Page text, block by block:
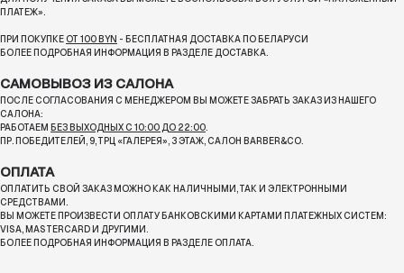
ПЛАТЕЖ».
ПРИ ПОКУПКЕ ОТ 100 BYN - БЕСПЛАТНАЯ ДОСТАВКА ПО БЕЛАРУСИ
БОЛЕЕ ПОДРОБНАЯ ИНФОРМАЦИЯ В РАЗДЕЛЕ ДОСТАВКА.
САМОВЫВОЗ ИЗ САЛОНА
ПОСЛЕ СОГЛАСОВАНИЯ С МЕНЕДЖЕРОМ ВЫ МОЖЕТЕ ЗАБРАТЬ ЗАКАЗ ИЗ НАШЕГО
САЛОНА:
РАБОТАЕМ БЕЗ ВЫХОДНЫХ С 10:00 ДО 22:00.
ПР. ПОБЕДИТЕЛЕЙ, 9, ТРЦ «ГАЛЕРЕЯ», 3 ЭТАЖ, САЛОН BARBER&CO.
ОПЛАТА
ОПЛАТИТЬ СВОЙ ЗАКАЗ МОЖНО КАК НАЛИЧНЫМИ, ТАК И ЭЛЕКТРОННЫМИ
СРЕДСТВАМИ.
ВЫ МОЖЕТЕ ПРОИЗВЕСТИ ОПЛАТУ БАНКОВСКИМИ КАРТАМИ ПЛАТЕЖНЫХ СИСТЕМ:
VISA, MASTERCARD И ДРУГИМИ.
БОЛЕЕ ПОДРОБНАЯ ИНФОРМАЦИЯ В РАЗДЕЛЕ ОПЛАТА.